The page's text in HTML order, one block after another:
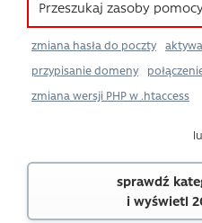
zmiana hasła do poczty
przypisanie domeny
zmiana wersji PHP w .htaccess
sprawdź
i wyświetl